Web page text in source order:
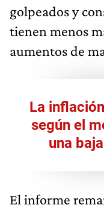
golpeados y
tienen menos
aumentos de
La
según el
una
El informe